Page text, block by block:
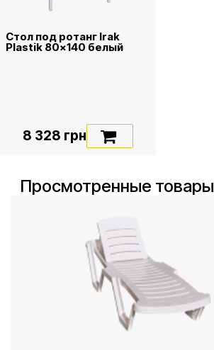
Стол под ротанг Irak
Plastik 80x140 белый
8 328 грн
Просмотренные товары